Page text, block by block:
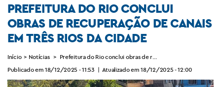
PREFEITURA DO RIO CONCLUI
OBRAS DE RECUPERAÇÃO DE CANAIS
EM TRÊS RIOS DA CIDADE
Início > Notícias > Prefeitura do Rio conclui obras de recuperação de canais
Publicado em 18/12/2025 - 11:53 | Atualizado em 18/12/2025 - 12:00